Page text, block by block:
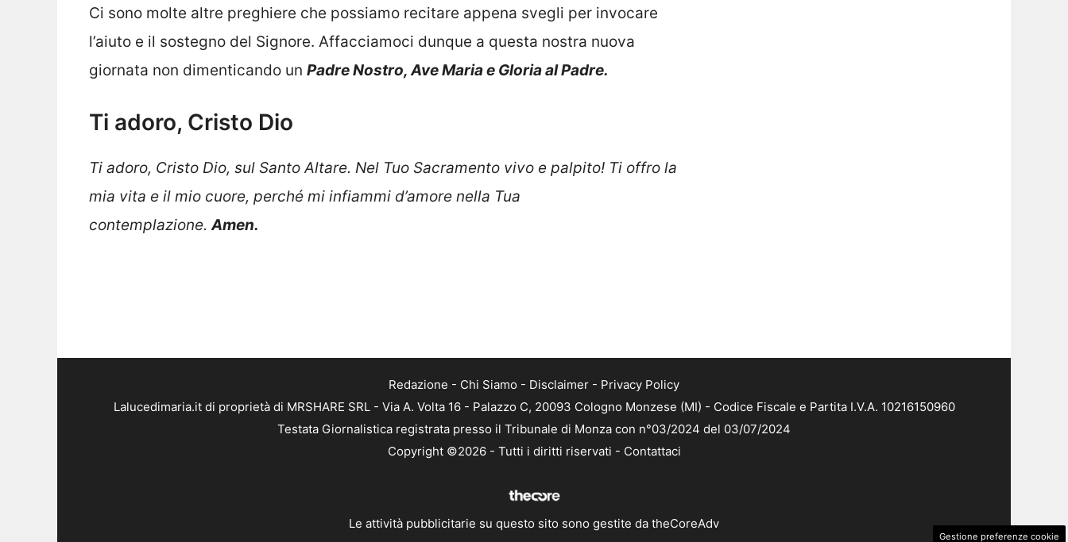
Ci sono molte altre preghiere che possiamo recitare appena svegli per invocare
l’aiuto e il sostegno del Signore. Affacciamoci dunque a questa nostra nuova
giornata non dimenticando un Padre Nostro, Ave Maria e Gloria al Padre.
Ti adoro, Cristo Dio
Ti adoro, Cristo Dio, sul Santo Altare. Nel Tuo Sacramento vivo e palpito! Ti offro la
mia vita e il mio cuore, perché mi infiammi d’amore nella Tua
contemplazione.Amen.
Redazione - Chi Siamo - Disclaimer - Privacy Policy
Lalucedimaria.it di proprietà di MRSHARE SRL - Via A. Volta 16 - Palazzo C, 20093 Cologno Monzese (MI) - Codice Fiscale e Partita I.V.A. 10216150960
Testata Giornalistica registrata presso il Tribunale di Monza con n°03/2024 del 03/07/2024
Copyright ©2026 - Tutti i diritti riservati - Contattaci
Le attività pubblicitarie su questo sito sono gestite da theCoreAdv
Gestione preferenze cookie